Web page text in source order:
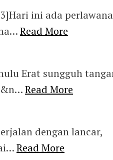
ini ada
Read More
Erat sungguh
Read More
dengan lancar,
Read More